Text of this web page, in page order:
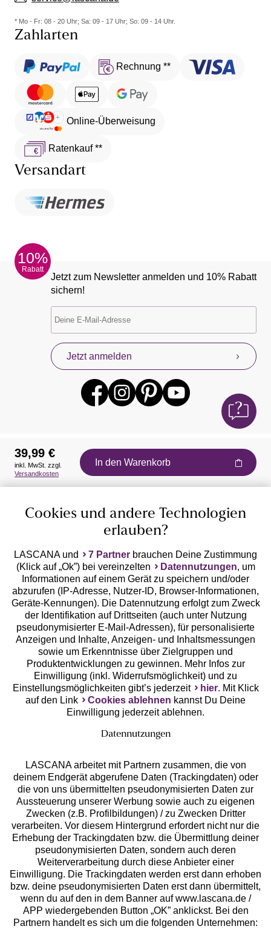
* Mo - Fr: 08 - 20 Uhr; Sa: 09 - 17 Uhr; So: 09 - 14 Uhr.
Zahlarten
Rechnung **
Online-Überweisung
Ratenkauf **
Versandart
10%
Rabatt
Jetzt zum Newsletter anmelden und 10% Rabatt
sichern!
Jetzt anmelden
Auszeichnungen
Geprüfte Sicherheit
Unsere Apps
Services
Beratung
Über uns
Rechtliches
39,99 €
inkl. MwSt. zzgl.
Versandkosten
In den Warenkorb
Cookies und andere Technologien
erlauben?
LASCANA und 7 Partner brauchen Deine Zustimmung
(Klick auf „Ok”) bei vereinzelten
Datennutzungen, um
Informationen auf einem Gerät zu speichern und/oder
abzurufen (IP-Adresse, Nutzer-ID, Browser-Informationen,
Geräte-Kennungen). Die Datennutzung erfolgt zum Zweck
der Identifikation auf Drittseiten (auch unter Nutzung
pseudonymisierter E-Mail-Adressen), für personalisierte
Anzeigen und Inhalte, Anzeigen- und Inhaltsmessungen
sowie um Erkenntnisse über Zielgruppen und
Produktentwicklungen zu gewinnen. Mehr Infos zur
Einwilligung (inkl. Widerrufsmöglichkeit) und zu
Einstellungsmöglichkeiten gibt’s jederzeit
hier. Mit Klick
auf den Link
Cookies ablehnen kannst Du Deine
Einwilligung jederzeit ablehnen.
Datennutzungen
LASCANA arbeitet mit Partnern zusammen, die von
deinem Endgerät abgerufene Daten (Trackingdaten) oder
die von uns übermittelten pseudonymisierten Daten zur
Aussteuerung unserer Werbung sowie auch zu eigenen
Zwecken (z.B. Profilbildungen) / zu Zwecken Dritter
verarbeiten. Vor diesem Hintergrund erfordert nicht nur die
Erhebung der Trackingdaten bzw. die Übermittlung deiner
pseudonymisierten Daten, sondern auch deren
Weiterverarbeitung durch diese Anbieter einer
Einwilligung. Die Trackingdaten werden erst dann erhoben
bzw. deine pseudonymisierten Daten erst dann übermittelt,
wenn du auf den in dem Banner auf www.lascana.de /
APP wiedergebenden Button „OK” anklickst. Bei den
Partnern handelt es sich um die folgenden Unternehmen: